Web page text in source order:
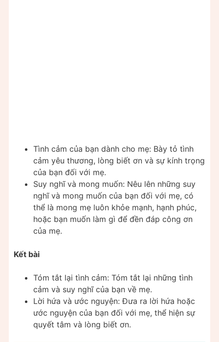
Tình cảm của bạn dành cho mẹ: Bày tỏ tình
cảm yêu thương, lòng biết ơn và sự kính trọng
của bạn đối với mẹ.
Suy nghĩ và mong muốn: Nêu lên những suy
nghĩ và mong muốn của bạn đối với mẹ, có
thể là mong mẹ luôn khỏe mạnh, hạnh phúc,
hoặc bạn muốn làm gì để đền đáp công ơn
của mẹ.
Kết bài
Tóm tắt lại tình cảm: Tóm tắt lại những tình
cảm và suy nghĩ của bạn về mẹ.
Lời hứa và ước nguyện: Đưa ra lời hứa hoặc
ước nguyện của bạn đối với mẹ, thể hiện sự
quyết tâm và lòng biết ơn.